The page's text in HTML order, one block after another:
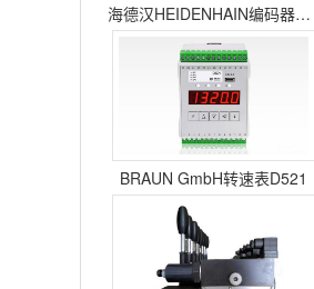
海德汉HEIDENHAIN编码器ERN1387204862S14-70
BRAUN GmbH转速表D521